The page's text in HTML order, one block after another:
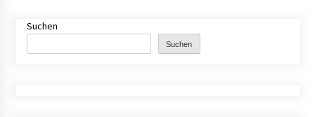
B2B-Beschaffung 2026: Strategien und
Technologien, die den Einkauf transformieren
Suchen
Suchen